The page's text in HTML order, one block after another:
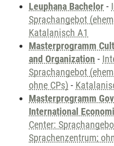
Leuphana Bachelor -
Sprachangebot
Katalanisch A1
Masterprogramm
and Organization -
Sprachangebot
ohne CPs) -
Masterprogramm
International
Center:
Sprachenzentrum;